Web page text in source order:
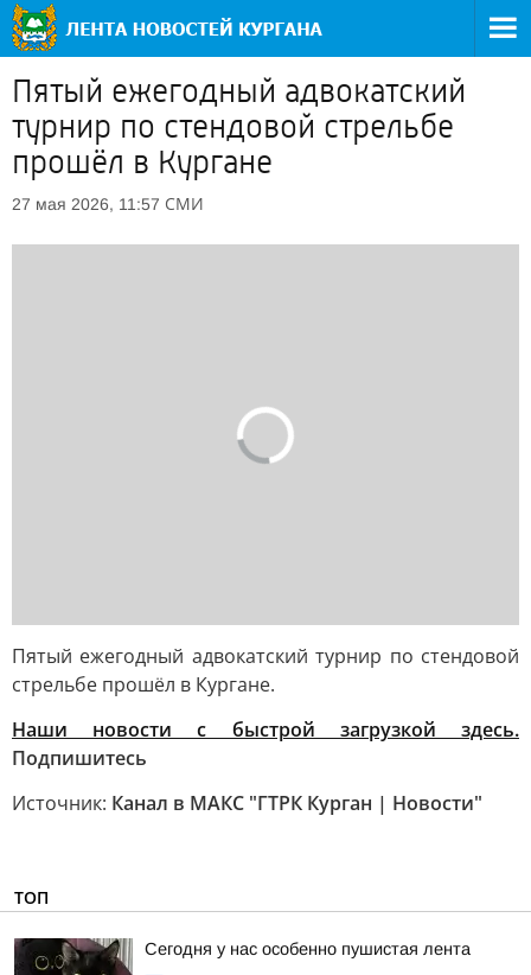
Пятый ежегодный адвокатский
турнир по стендовой стрельбе
прошёл в Кургане
27 мая 2026, 11:57 СМИ
Пятый ежегодный адвокатский турнир по стендовой
стрельбе прошёл в Кургане.
Наши новости с быстрой загрузкой здесь.
Подпишитесь
Источник: Канал в МАКС "ГТРК Курган | Новости"
ТОП
Сегодня у нас особенно пушистая лента